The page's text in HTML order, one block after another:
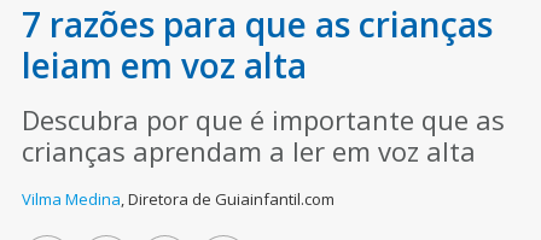
7 razões para que as crianças
leiam em voz alta
Descubra por que é importante que as
crianças aprendam a ler em voz alta
Vilma Medina,Diretora de Guiainfantil.com